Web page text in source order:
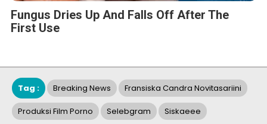
Fungus Dries Up And Falls Off After The
First Use
Tag : Breaking News Fransiska Candra Novitasariini
Produksi Film Porno Selebgram Siskaeee